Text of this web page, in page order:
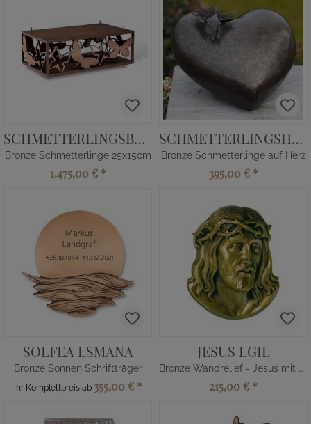
SCHMETTERLINGSBAND
Bronze Schmetterlinge 25x15cm
1.475,00 € *
SCHMETTERLINGSHERZ
Bronze Schmetterlinge auf Herz
395,00 € *
SOLFEA ESMANA
Bronze Sonnen Schriftträger
Ihr Komplettpreis ab 355,00 € *
JESUS EGIL
Bronze Wandrelief - Jesus mit Kranz
215,00 € *